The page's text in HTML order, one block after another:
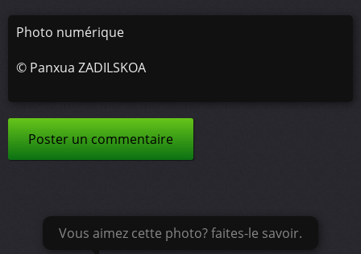
Photo numérique
© Panxua ZADILSKOA
Poster un commentaire
Vous aimez cette photo? faites-le savoir.